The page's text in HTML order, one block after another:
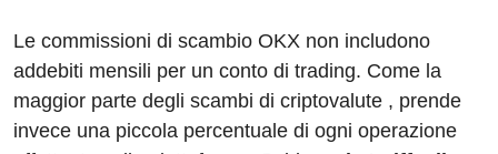
Le commissioni di scambio OKX non includono
addebiti mensili per un conto di trading. Come la
maggior parte degli scambi di criptovalute , prende
invece una piccola percentuale di ogni operazione